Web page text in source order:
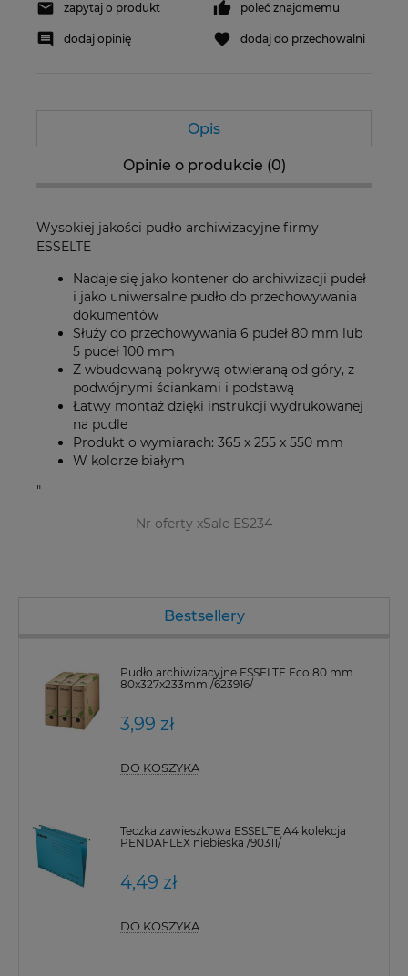
zapytaj o produkt poleć znajomemu
dodaj opinię dodaj do przechowalni
Opis
Opinie o produkcie (0)
Wysokiej jakości pudło archiwizacyjne firmy
ESSELTE
Nadaje się jako kontener do archiwizacji pudeł
i jako uniwersalne pudło do przechowywania
dokumentów
Służy do przechowywania 6 pudeł 80 mm lub
5 pudeł 100 mm
Z wbudowaną pokrywą otwieraną od góry, z
podwójnymi ściankami i podstawą
Łatwy montaż dzięki instrukcji wydrukowanej
na pudle
Produkt o wymiarach: 365 x 255 x 550 mm
W kolorze białym
"
Nr oferty xSale ES234
Bestsellery
Pudło archiwizacyjne ESSELTE Eco 80 mm
80x327x233mm /623916/
3,99 zł
DO KOSZYKA
Teczka zawieszkowa ESSELTE A4 kolekcja
PENDAFLEX niebieska /90311/
4,49 zł
DO KOSZYKA